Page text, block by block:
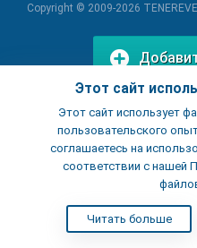
Этот сайт
Этот сайт использует
пользовательского
соглашаетесь на
соответствии с нашей
Читать больше
Copyright © 2009-2026